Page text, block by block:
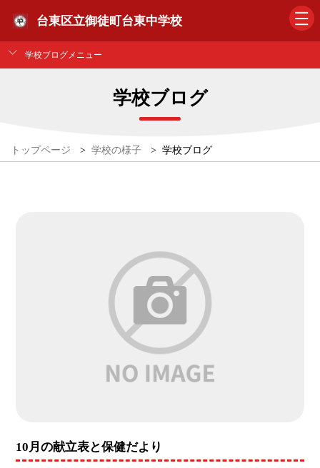
台東区立御徒町台東中学校
学校ブログメニュー
学校ブログ
トップページ > 学校の様子 > 学校ブログ
10月の献立表と保健だより